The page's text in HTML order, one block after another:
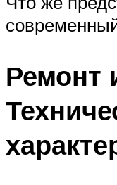
Ремонт